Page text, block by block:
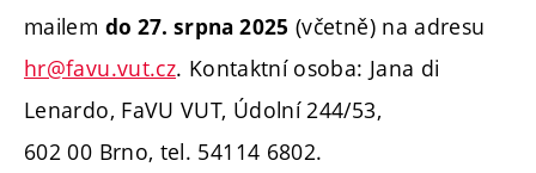
mailem do 27. srpna 2025 (včetně) na adresu
hr@favu.vut.cz. Kontaktní osoba: Jana di
Lenardo, FaVU VUT, Údolní 244/53,
602 00 Brno, tel. 54114 6802.